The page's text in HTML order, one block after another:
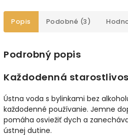
Popis Podobné (3)
Podrobný popis
Každodenná
Ústna voda s bylinkami bez
každodenné používanie. Jemne
pomáha osviežiť dych a
ústnej dutine.